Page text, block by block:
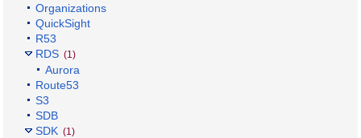
Organizations
QuickSight
R53
RDS (1)
Aurora
Route53
S3
SDB
SDK (1)